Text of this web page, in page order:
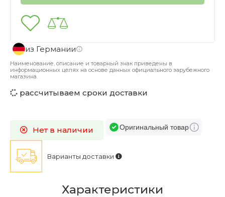
из Германии
Наименование, описание и товарный знак приведены в
информационных целях на основе данных официального зарубежного
магазина.
рассчитываем сроки доставки
Варианты доставки
Нет в наличии Оригинальный товар
Характеристики